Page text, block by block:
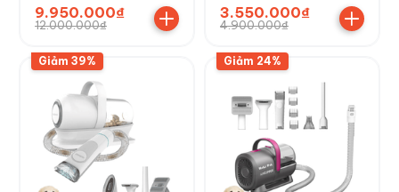
9.950.000₫
12.000.000₫
3.550.000₫
4.900.000₫
Giảm 39% Giảm 24%